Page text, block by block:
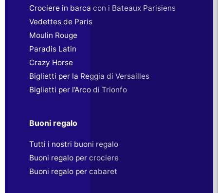
Crociere in barca con i Bateaux Parisiens
Vedettes de Paris
Moulin Rouge
Paradis Latin
Crazy Horse
Biglietti per la Reggia di Versailles
Biglietti per l’Arco di Trionfo
Buoni regalo
Tutti i nostri buoni regalo
Buoni regalo per crociere
Buoni regalo per cabaret